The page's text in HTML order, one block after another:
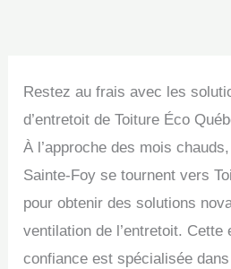
Restez au frais avec les
d’entretoit de Toiture Éco
À l’approche des mois
Sainte-Foy se tournent vers
pour obtenir des solutions
ventilation de l’entretoit. Cette
confiance est spécialisée dans